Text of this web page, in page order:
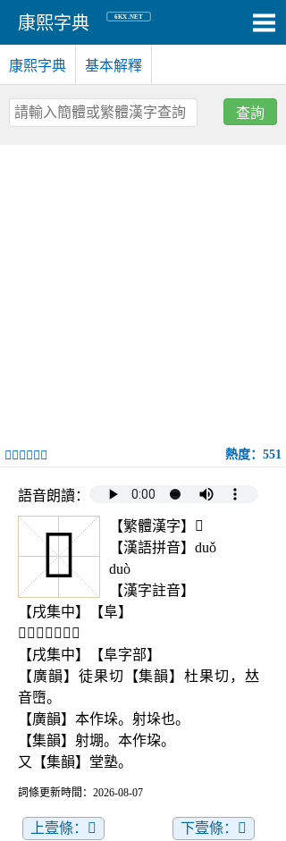
康熙字典 6KX.NET
康熙字典 基本解釋
查詢
𨹃字康熙字典 熱度：551
語音朗讀：
𨹃
【繁體漢字】𨹃
【漢語拼音】duǒ
duò
【漢字註音】
【戌集中】【阜】
【𨹃字五行屬】
【戌集中】【阜字部】
【廣韻】徒果切【集韻】杜果切，𠀤
音嶞。
【廣韻】本作垛。射垛也。
【集韻】射堋。本作垜。
又【集韻】堂塾。
詞條更新時間：2026-08-07
上壹條：𨹄 下壹條：𣏻